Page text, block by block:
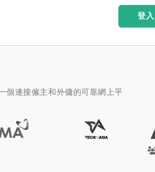
登入
個連接僱主和外傭的可靠網上平